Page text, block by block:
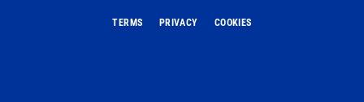
TERMS PRIVACY COOKIES